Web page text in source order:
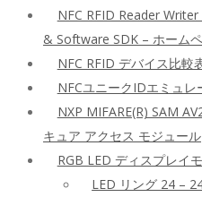
NFC RFID Reader
& Software SDK – ホーム
NFC RFID デバイス比較
NFCユニークIDエミュレ
NXP MIFARE(R) SAM
キュア アクセス モジュール
RGB LED ディスプレイ
LED リング 24 –